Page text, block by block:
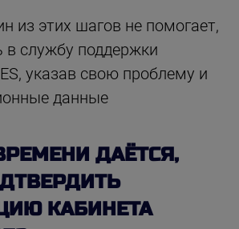
из этих шагов не помогает,
в службу поддержки
указав свою проблему и
данные
ДАЁТСЯ,
КАБИНЕТА